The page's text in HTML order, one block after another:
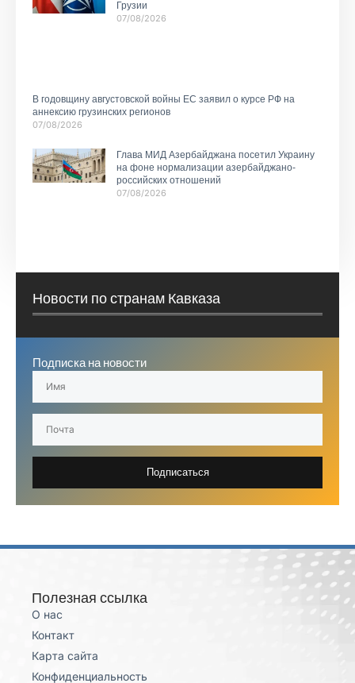
Грузии
07/08/2026
В годовщину августовской войны ЕС заявил о курсе РФ на
аннексию грузинских регионов
07/08/2026
Глава МИД Азербайджана посетил Украину
на фоне нормализации азербайджано-
российских отношений
07/08/2026
Новости по странам Кавказа
Подписка на новости
Подписаться
Полезная ссылка
О нас
Контакт
Карта сайта
Конфиденциальность